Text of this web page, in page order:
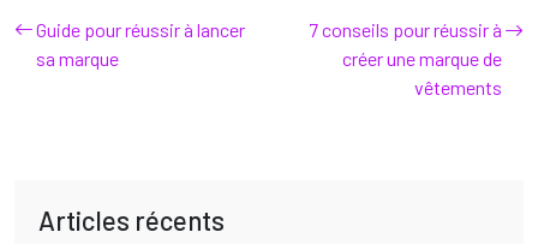
Guide pour réussir à lancer
sa marque
7 conseils pour réussir à
créer une marque de
vêtements
Articles récents